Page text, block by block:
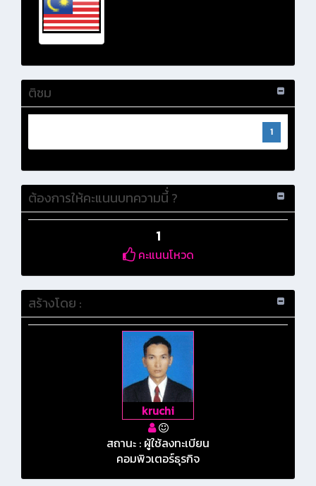
ติชม
1
ต้องการให้คะแนนบทความนี้่ ?
1
คะแนนโหวด
สร้างโดย :
kruchi
สถานะ : ผู้ใช้ลงทะเบียน
คอมพิวเตอร์ธุรกิจ